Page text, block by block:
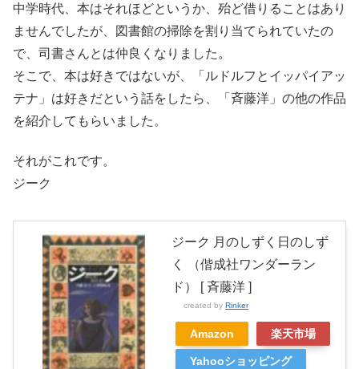
中学時代、本はそれほどというか、殆ど借りることはあり
ませんでしたが、図書館の掃除を割り当てられていたの
で、司書さんとは仲良くなりました。
そこで、本は好きではないが、「ルドルフとイッパイアッ
テナ」は好きだという話をしたら、「斉藤洋」の他の作品
を紹介してもらいました。
それがこれです。
ジーク
ジーク 月のしずく日のしず
く （偕成社ワンダーラン
ド） [ 斉藤洋 ]
created by Rinker
Amazon 楽天市場
Yahooショッピング